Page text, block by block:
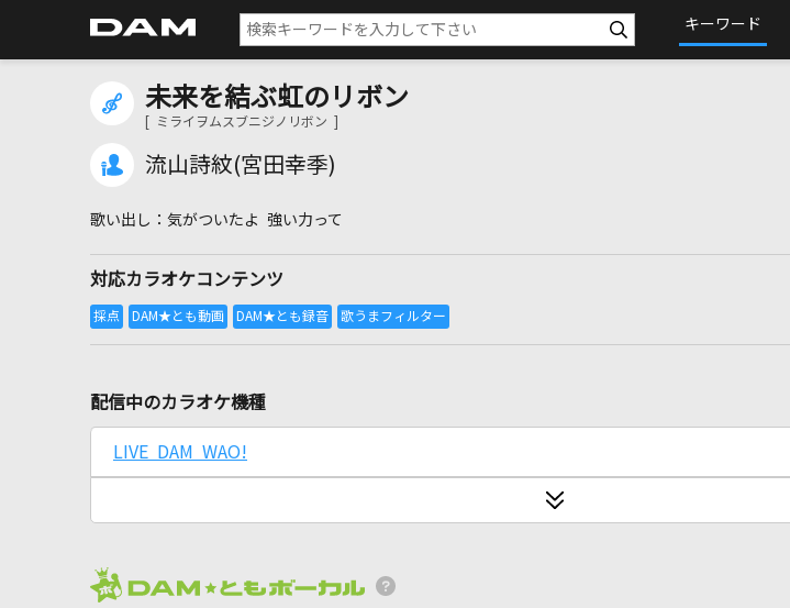
キーワード
未来を結ぶ虹のリボン
[ ミライヲムスブニジノリボン ]
流山詩紋(宮田幸季)
気がついたよ 強い力って
対応カラオケコンテンツ
配信中のカラオケ機種
LIVE DAM WAO!